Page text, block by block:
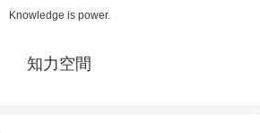
Knowledge is power.
知力空間